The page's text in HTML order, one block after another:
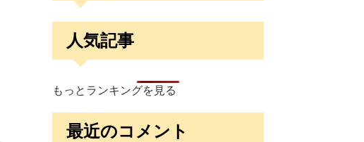
人気記事
もっとランキングを見る
最近のコメント